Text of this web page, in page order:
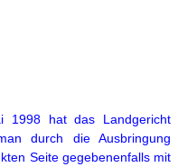
1998 hat das Landgericht
durch die Ausbringung
Seite gegebenenfalls mit